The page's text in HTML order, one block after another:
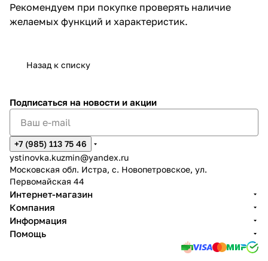
Рекомендуем при покупке проверять наличие
желаемых функций и характеристик.
Назад к списку
Подписаться на новости и акции
+7 (985) 113 75 46
ystinovka.kuzmin@yandex.ru
Московская обл. Истра, с. Новопетровское, ул.
Первомайская 44
Интернет-магазин
Компания
Информация
Помощь